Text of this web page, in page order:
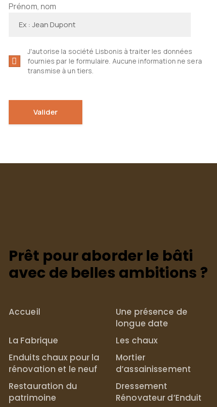
Prénom, nom
J'autorise la société Lisbonis à traiter les données
fournies par le formulaire. Aucune information ne sera
transmise à un tiers.
Prêt pour aborder le bâti
avec de belles ambitions ?
Accueil
Une présence de
longue date
La Fabrique
Les chaux
Enduits chaux pour la
rénovation et le neuf
Mortier
d’assainissement
Restauration du
patrimoine
Dressement
Rénovateur d’Enduit